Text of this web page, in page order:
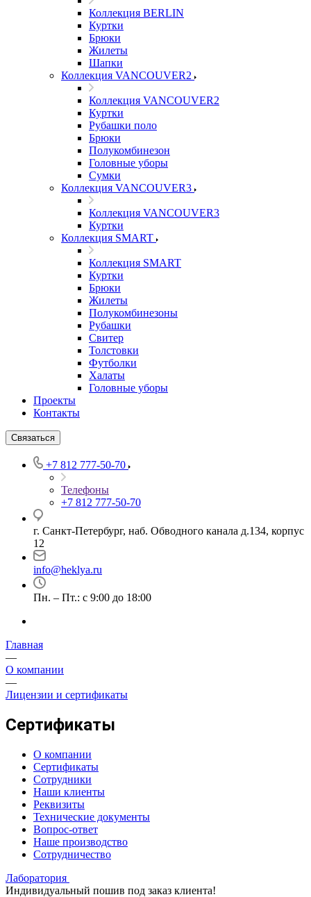
Коллекция BERLIN
Куртки
Брюки
Жилеты
Шапки
Коллекция VANCOUVER2
Коллекция VANCOUVER2
Куртки
Рубашки поло
Брюки
Полукомбинезон
Головные уборы
Сумки
Коллекция VANCOUVER3
Коллекция VANCOUVER3
Куртки
Коллекция SMART
Коллекция SMART
Куртки
Брюки
Жилеты
Полукомбинезоны
Рубашки
Свитер
Толстовки
Футболки
Халаты
Головные уборы
Проекты
Контакты
Связаться
+7 812 777-50-70
Телефоны
+7 812 777-50-70
г. Санкт-Петербург, наб. Обводного канала д.134, корпус
12
info@heklya.ru
Пн. – Пт.: с 9:00 до 18:00
Главная
—
О компании
—
Лицензии и сертификаты
Сертификаты
О компании
Сертификаты
Сотрудники
Наши клиенты
Реквизиты
Технические документы
Вопрос-ответ
Наше производство
Сотрудничество
Лаборатория
Индивидуальный пошив под заказ клиента!